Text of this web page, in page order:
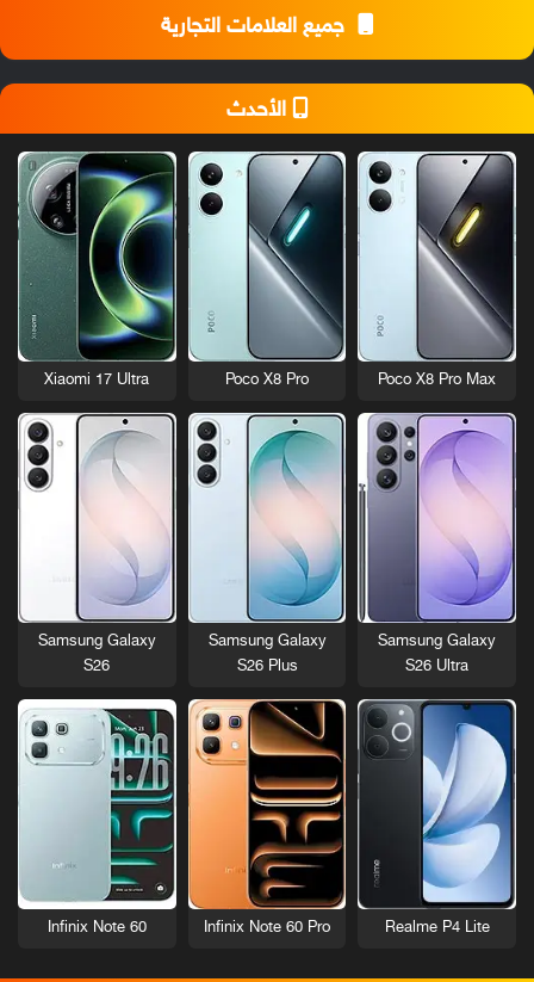
جميع العلامات التجارية
الأحدث
Poco X8 Pro Max
Poco X8 Pro
Xiaomi 17 Ultra
Samsung Galaxy
S26 Ultra
Samsung Galaxy
S26 Plus
Samsung Galaxy
S26
Realme P4 Lite
Infinix Note 60 Pro
Infinix Note 60